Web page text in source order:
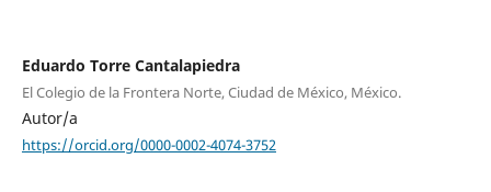
Eduardo Torre Cantalapiedra
El Colegio de la Frontera Norte, Ciudad de México, México.
Autor/a
https://orcid.org/0000-0002-4074-3752